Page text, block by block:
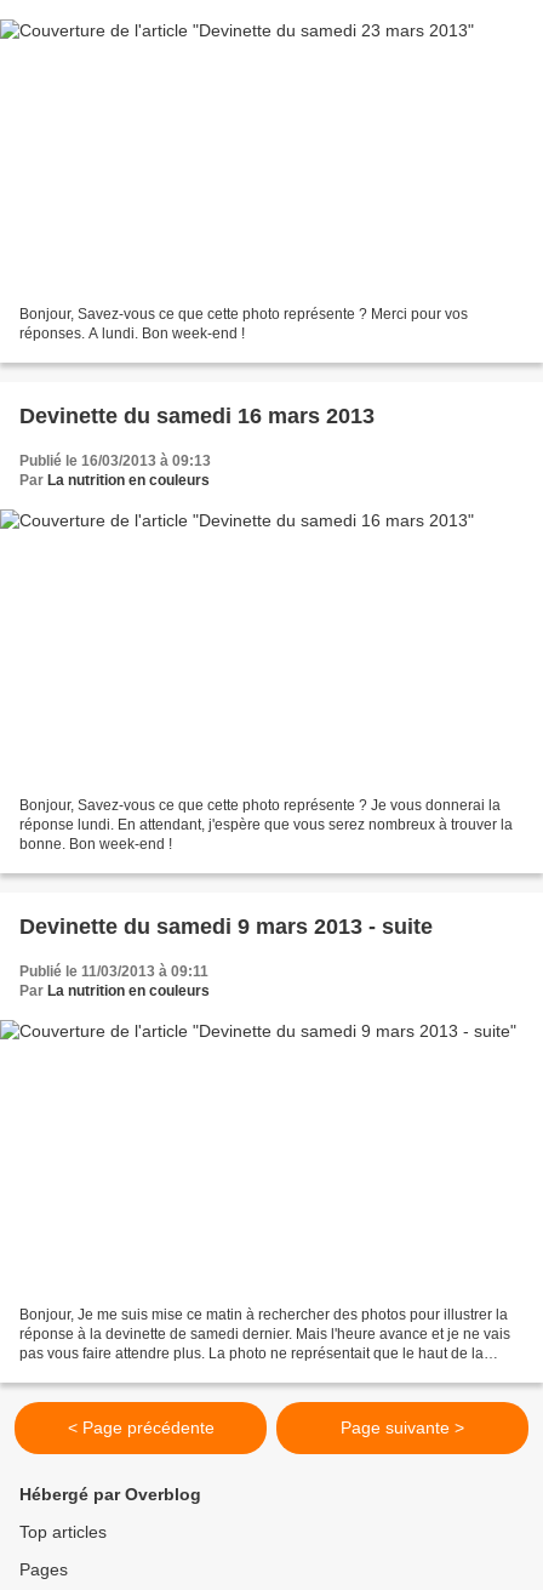
Bonjour, Savez-vous ce que cette photo représente ? Merci pour vos
réponses. A lundi. Bon week-end !
Devinette du samedi 16 mars 2013
Publié le 16/03/2013 à 09:13
Par La nutrition en couleurs
Bonjour, Savez-vous ce que cette photo représente ? Je vous donnerai la
réponse lundi. En attendant, j'espère que vous serez nombreux à trouver la
bonne. Bon week-end !
Devinette du samedi 9 mars 2013 - suite
Publié le 11/03/2013 à 09:11
Par La nutrition en couleurs
Bonjour, Je me suis mise ce matin à rechercher des photos pour illustrer la
réponse à la devinette de samedi dernier. Mais l'heure avance et je ne vais
pas vous faire attendre plus. La photo ne représentait que le haut de la
< Page précédente Page suivante >
Hébergé par Overblog
Top articles
Pages